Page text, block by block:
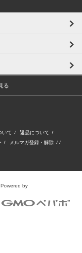
る
いて / 返品について /
/ メルマガ登録・解除 / /
Powered by